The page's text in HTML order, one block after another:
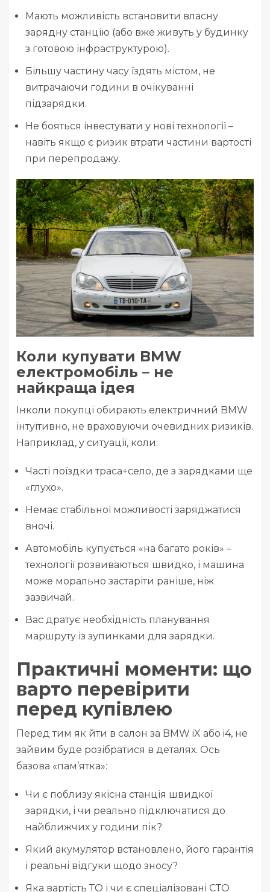
Мають можливість встановити власну
зарядну станцію (або вже живуть у будинку
з готовою інфраструктурою).
Більшу частину часу їздять містом, не
витрачаючи години в очікуванні
підзарядки.
Не бояться інвестувати у нові технології –
навіть якщо є ризик втрати частини вартості
при перепродажу.
Коли купувати BMW
електромобіль – не
найкраща ідея
Інколи покупці обирають електричний BMW
інтуїтивно, не враховуючи очевидних ризиків.
Наприклад, у ситуації, коли:
Часті поїздки траса+село, де з зарядками ще
«глухо».
Немає стабільної можливості заряджатися
вночі.
Автомобіль купується «на багато років» –
технології розвиваються швидко, і машина
може морально застаріти раніше, ніж
зазвичай.
Вас дратує необхідність планування
маршруту із зупинками для зарядки.
Практичні моменти: що
варто перевірити
перед купівлею
Перед тим як йти в салон за BMW iX або i4, не
зайвим буде розібратися в деталях. Ось
базова «пам’ятка»:
Чи є поблизу якісна станція швидкої
зарядки, і чи реально підключатися до
найближчих у години пік?
Який акумулятор встановлено, його гарантія
і реальні відгуки щодо зносу?
Яка вартість ТО і чи є спеціалізовані СТО